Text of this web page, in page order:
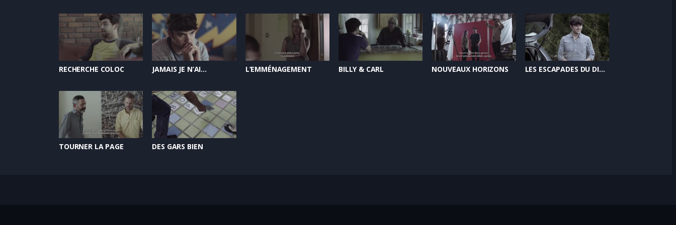
RECHERCHE COLOC JAMAIS JE N’AI… L’EMMÉNAGEMENT BILLY & CARL NOUVEAUX HORIZONS LES ESCAPADES DU DIMANCHE
TOURNER LA PAGE DES GARS BIEN